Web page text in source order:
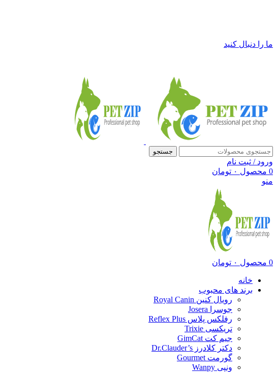
ما را دنبال کنید
جستجو
ورود / ثبت نام
0 محصول ۰ تومان
منو
0 محصول ۰ تومان
خانه
برند های محبوب
رویال کنین Royal Canin
جوسرا Josera
رفلکس پلاس Reflex Plus
تریکسی Trixie
جیم کت GimCat
دکتر کلادرز Dr.Clauder’s
گورمت Gourmet
ونپی Wanpy